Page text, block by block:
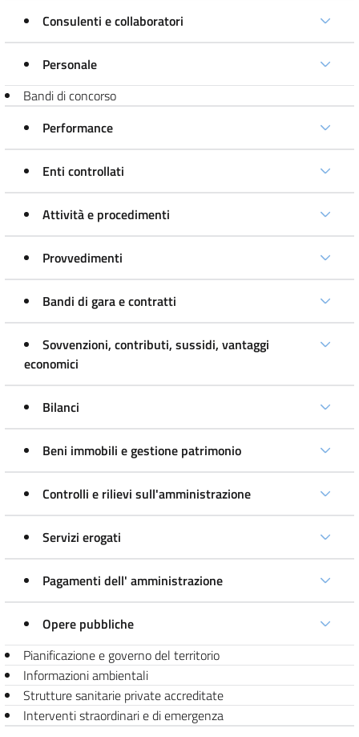
Consulenti e collaboratori
Personale
Bandi di concorso
Performance
Enti controllati
Attività e procedimenti
Provvedimenti
Bandi di gara e contratti
Sovvenzioni, contributi, sussidi, vantaggi
economici
Bilanci
Beni immobili e gestione patrimonio
Controlli e rilievi sull'amministrazione
Servizi erogati
Pagamenti dell' amministrazione
Opere pubbliche
Pianificazione e governo del territorio
Informazioni ambientali
Strutture sanitarie private accreditate
Interventi straordinari e di emergenza